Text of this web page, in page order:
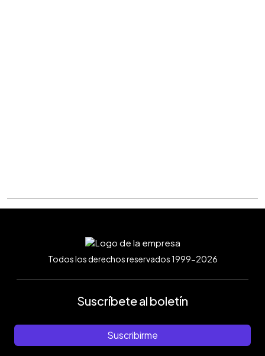
Todos los derechos reservados 1999-2026
Suscríbete al boletín
Suscribirme